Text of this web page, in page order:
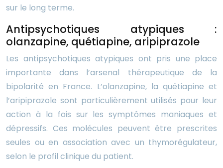
sur le long terme.
Antipsychotiques atypiques :
olanzapine, quétiapine, aripiprazole
Les antipsychotiques atypiques ont pris une place
importante dans l’arsenal thérapeutique de la
bipolarité en France. L’olanzapine, la quétiapine et
l’aripiprazole sont particulièrement utilisés pour leur
action à la fois sur les symptômes maniaques et
dépressifs. Ces molécules peuvent être prescrites
seules ou en association avec un thymorégulateur,
selon le profil clinique du patient.